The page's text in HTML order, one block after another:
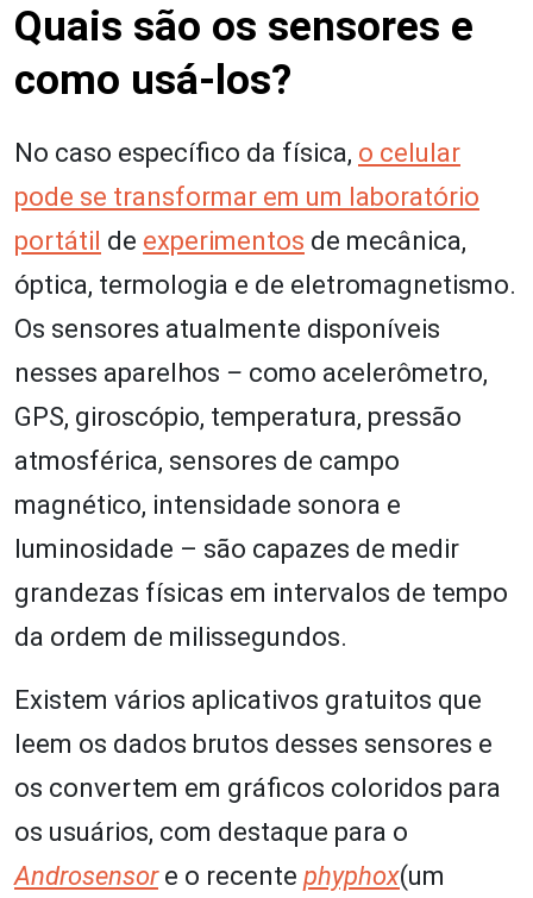
Quais são os sensores e
como usá-los?
No caso específico da física, o celular
pode se transformar em um laboratório
portátil de experimentos de mecânica,
óptica, termologia e de eletromagnetismo.
Os sensores atualmente disponíveis
nesses aparelhos – como acelerômetro,
GPS, giroscópio, temperatura, pressão
atmosférica, sensores de campo
magnético, intensidade sonora e
luminosidade – são capazes de medir
grandezas físicas em intervalos de tempo
da ordem de milissegundos.
Existem vários aplicativos gratuitos que
leem os dados brutos desses sensores e
os convertem em gráficos coloridos para
os usuários, com destaque para o
Androsensore o recente phyphox(um